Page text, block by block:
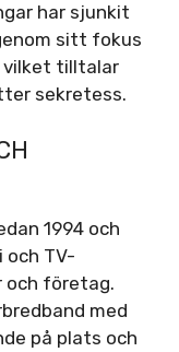
har sjunkit
sitt fokus
vilket tilltalar
sekretess.
1994 och
och TV-
och företag.
med
på plats och